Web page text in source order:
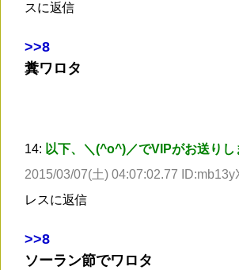
スに返信
>>8
糞ワロタ
14: 以下、＼(^o^)／でVIPがお送りし
2015/03/07(土) 04:07:02.77
レスに返信
>>8
ソーラン節でワロタ